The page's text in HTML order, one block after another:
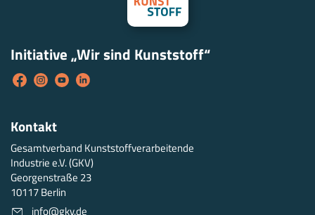
Kontakt
Gesamtverband Kunststoffverarbeitende
Industrie e.V. (GKV)
Georgenstraße 23
10117 Berlin
info@gkv.de
Initiative „Wir sind Kunststoff“